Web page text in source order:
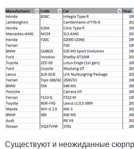
Существуют и неожиданные